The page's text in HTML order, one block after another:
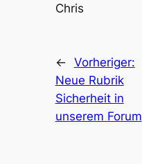
Chris
← Vorheriger:
Neue Rubrik
Sicherheit in
unserem Forum